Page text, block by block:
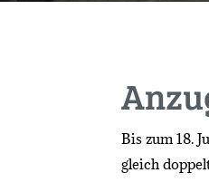
Bis zum 18.
gleich